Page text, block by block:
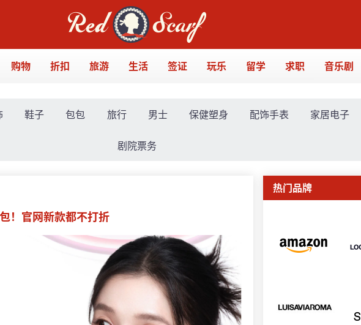
购物 折扣 旅游 生活 签证 玩乐 留学 求职 音乐剧
鞋子 包包 旅行 男士 保健塑身 配饰手表 家居电子
剧院票务
！官网新款都不打折
热门品牌